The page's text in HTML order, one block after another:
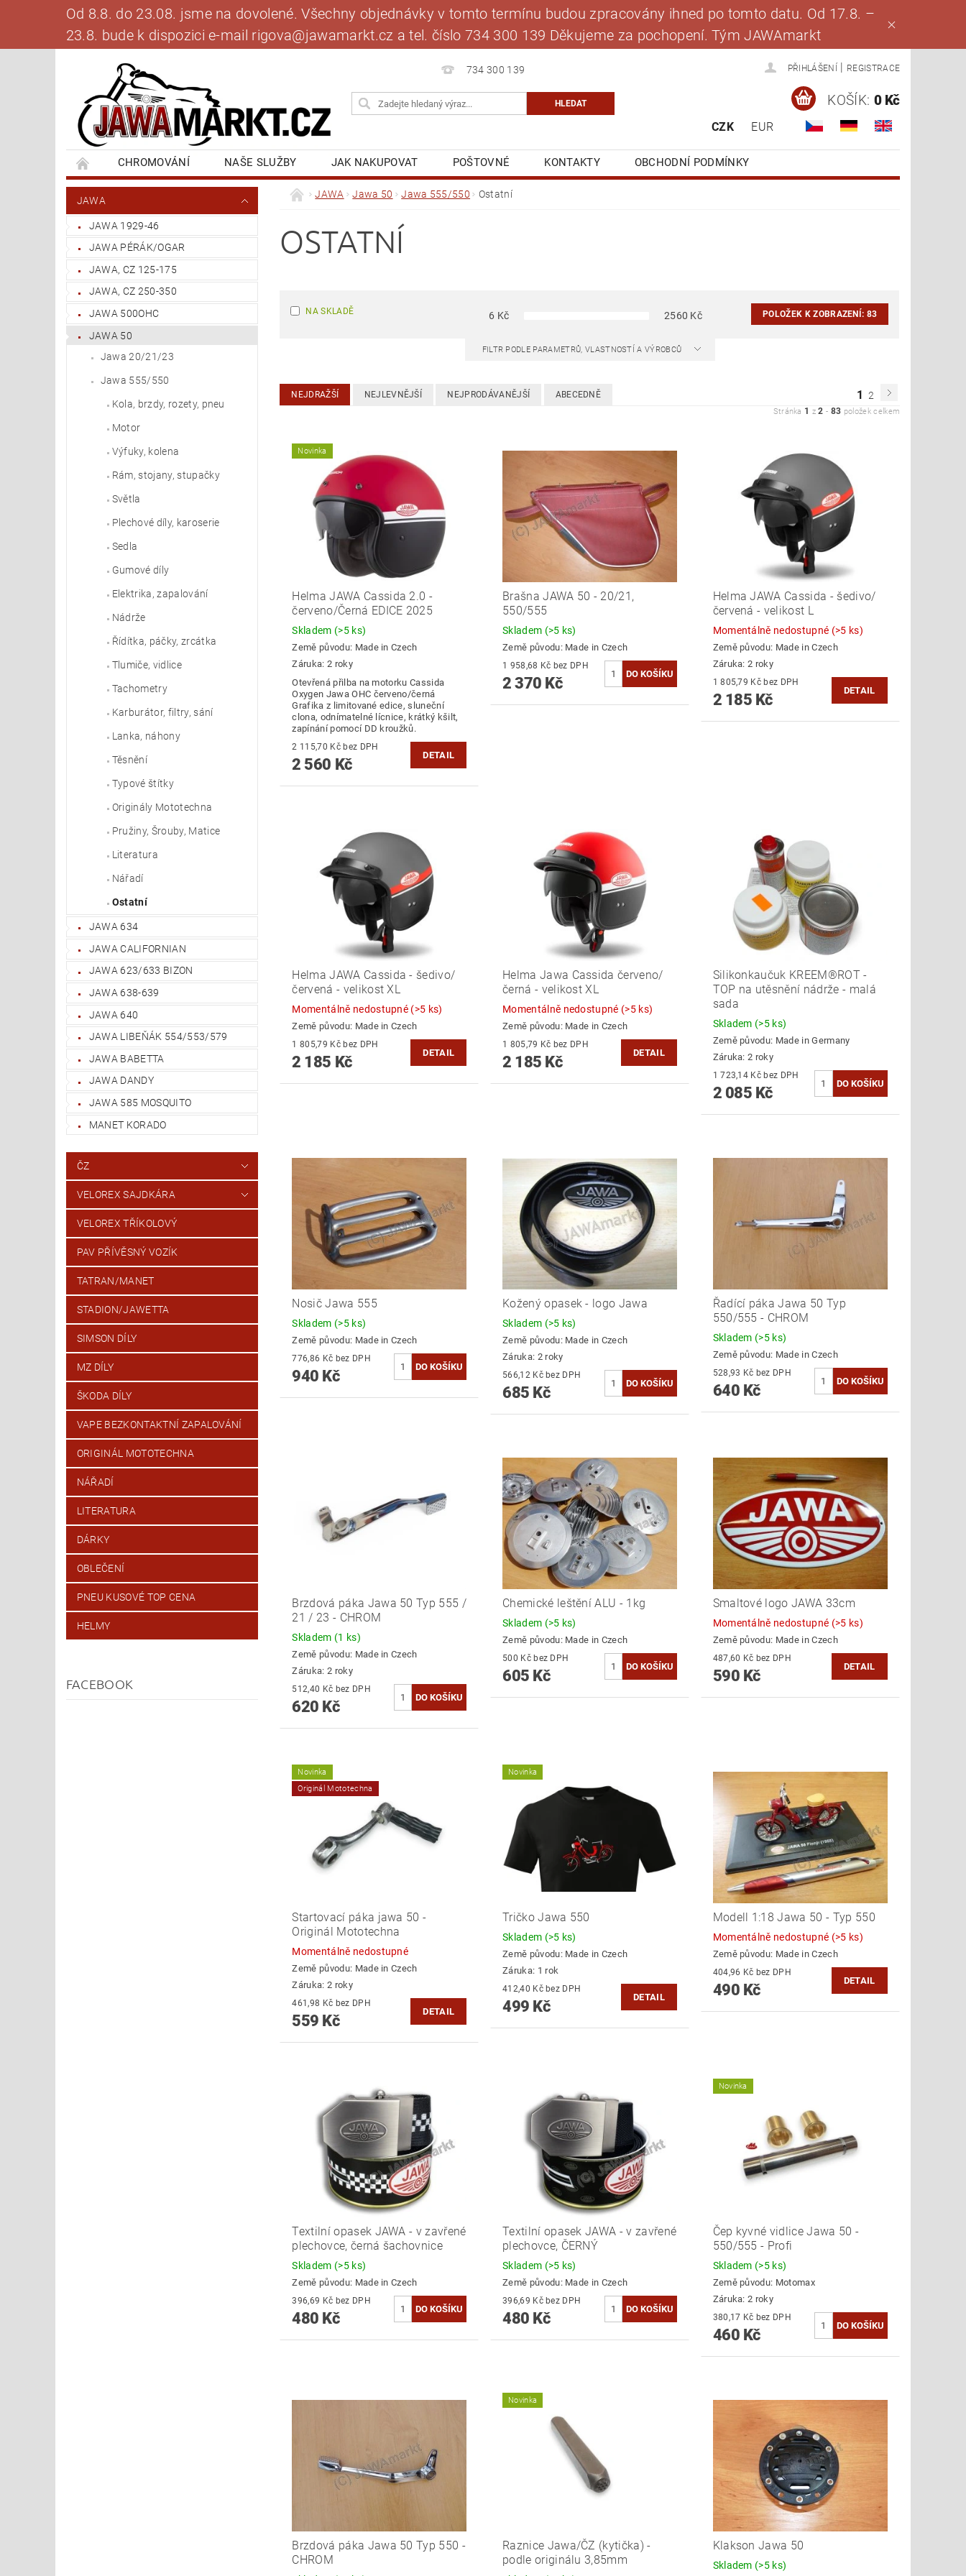
Od 8.8. do 23.08. jsme na dovolené. Všechny objednávky v tomto termínu budou zpracovány ihned po tomto datu. Od 17.8. –
23.8. bude k dispozici e-mail rigova@jawamarkt.cz a tel. číslo 734 300 139 Děkujeme za pochopení. Tým JAWAmarkt
734 300 139 PŘIHLÁŠENÍ REGISTRACE
CZK EUR
KOŠÍK: 0 Kč
CHROMOVÁNÍ NAŠE SLUŽBY JAK NAKUPOVAT POŠTOVNÉ KONTAKTY
OBCHODNÍ PODMÍNKY
BANKOVNÍ SPOJENÍ
NAPIŠTE NÁM BLOG MOJE OBJEDNÁVKA
JAWA
JAWA 1929-46
JAWA PÉRÁK/OGAR
JAWA, CZ 125-175
JAWA, CZ 250-350
JAWA 500OHC
JAWA 50
Jawa 20/21/23
Jawa 555/550
Kola, brzdy, rozety, pneu
Motor
Výfuky, kolena
Rám, stojany, stupačky
Světla
Plechové díly, karoserie
Sedla
Gumové díly
Elektrika, zapalování
Nádrže
Řídítka, páčky, zrcátka
Tlumiče, vidlice
Tachometry
Karburátor, filtry, sání
Lanka, náhony
Těsnění
Typové štítky
Originály Mototechna
Pružiny, Šrouby, Matice
Literatura
Nářadí
Ostatní
JAWA 634
JAWA CALIFORNIAN
JAWA 623/633 BIZON
JAWA 638-639
JAWA 640
JAWA LIBEŇÁK 554/553/579
JAWA BABETTA
JAWA DANDY
JAWA 585 MOSQUITO
MANET KORADO
ČZ
VELOREX SAJDKÁRA
VELOREX TŘÍKOLOVÝ
PAV PŘÍVĚSNÝ VOZÍK
TATRAN/MANET
STADION/JAWETTA
SIMSON DÍLY
MZ DÍLY
ŠKODA DÍLY
VAPE BEZKONTAKTNÍ ZAPALOVÁNÍ
ORIGINÁL MOTOTECHNA
NÁŘADÍ
LITERATURA
DÁRKY
OBLEČENÍ
PNEU KUSOVÉ TOP CENA
HELMY
FACEBOOK
JAWA Jawa 50 Jawa 555/550 Ostatní
OSTATNÍ
NA SKLADĚ 6 Kč 2560 Kč POLOŽEK K ZOBRAZENÍ: 83
FILTR PODLE PARAMETRŮ, VLASTNOSTÍ A VÝROBCŮ
NEJDRAŽŠÍ NEJLEVNĚJŠÍ NEJPRODÁVANĚJŠÍ ABECEDNĚ 1 2
Stránka 1 z2 - 83 položek celkem
Novinka
Helma JAWA Cassida 2.0 -
červeno/Černá EDICE 2025
Skladem (>5 ks)
Země původu: Made in Czech
Záruka: 2 roky
Otevřená přilba na motorku Cassida
Oxygen Jawa OHC červeno/černá
Grafika z limitované edice, sluneční
clona, odnímatelné lícnice, krátký kšilt,
zapínání pomocí DD kroužků.
2 115,70 Kč bez DPH
2 560 Kč
DETAIL
Brašna JAWA 50 - 20/21,
550/555
Skladem (>5 ks)
Země původu: Made in Czech
1 958,68 Kč bez DPH
2 370 Kč
Helma JAWA Cassida - šedivo/
červená - velikost L
Momentálně nedostupné (>5 ks)
Země původu: Made in Czech
Záruka: 2 roky
1 805,79 Kč bez DPH
2 185 Kč
DETAIL
Helma JAWA Cassida - šedivo/
červená - velikost XL
Momentálně nedostupné (>5 ks)
Země původu: Made in Czech
1 805,79 Kč bez DPH
2 185 Kč
DETAIL
Helma Jawa Cassida červeno/
černá - velikost XL
Momentálně nedostupné (>5 ks)
Země původu: Made in Czech
1 805,79 Kč bez DPH
2 185 Kč
DETAIL
Silikonkaučuk KREEM®ROT -
TOP na utěsnění nádrže - malá
sada
Skladem (>5 ks)
Země původu: Made in Germany
Záruka: 2 roky
1 723,14 Kč bez DPH
2 085 Kč
Nosič Jawa 555
Skladem (>5 ks)
Země původu: Made in Czech
776,86 Kč bez DPH
940 Kč
Kožený opasek - logo Jawa
Skladem (>5 ks)
Země původu: Made in Czech
Záruka: 2 roky
566,12 Kč bez DPH
685 Kč
Řadící páka Jawa 50 Typ
550/555 - CHROM
Skladem (>5 ks)
Země původu: Made in Czech
528,93 Kč bez DPH
640 Kč
Brzdová páka Jawa 50 Typ 555 /
21 / 23 - CHROM
Skladem (1 ks)
Země původu: Made in Czech
Záruka: 2 roky
512,40 Kč bez DPH
620 Kč
Chemické leštění ALU - 1kg
Skladem (>5 ks)
Země původu: Made in Czech
500 Kč bez DPH
605 Kč
Smaltové logo JAWA 33cm
Momentálně nedostupné (>5 ks)
Země původu: Made in Czech
487,60 Kč bez DPH
590 Kč
DETAIL
Novinka
Originál Mototechna
Startovací páka jawa 50 -
Originál Mototechna
Momentálně nedostupné
Země původu: Made in Czech
Záruka: 2 roky
461,98 Kč bez DPH
559 Kč
DETAIL
Novinka
Tričko Jawa 550
Skladem (>5 ks)
Země původu: Made in Czech
Záruka: 1 rok
412,40 Kč bez DPH
499 Kč
DETAIL
Modell 1:18 Jawa 50 - Typ 550
Momentálně nedostupné (>5 ks)
Země původu: Made in Czech
404,96 Kč bez DPH
490 Kč
DETAIL
Textilní opasek JAWA - v zavřené
plechovce, černá šachovnice
Skladem (>5 ks)
Země původu: Made in Czech
396,69 Kč bez DPH
480 Kč
Textilní opasek JAWA - v zavřené
plechovce, ČERNÝ
Skladem (>5 ks)
Země původu: Made in Czech
396,69 Kč bez DPH
480 Kč
Novinka
Čep kyvné vidlice Jawa 50 -
550/555 - Profi
Skladem (>5 ks)
Země původu: Motomax
Záruka: 2 roky
380,17 Kč bez DPH
460 Kč
Brzdová páka Jawa 50 Typ 550 -
CHROM
Novinka
Raznice Jawa/ČZ (kytička) -
podle originálu 3,85mm
Klakson Jawa 50
Skladem (>5 ks)